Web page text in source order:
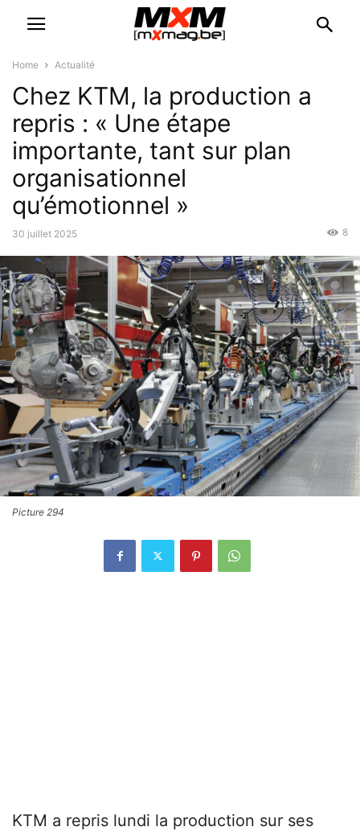
Home Actualité
Chez KTM, la production a
repris : « Une étape
importante, tant sur plan
organisationnel
qu’émotionnel »
30 juillet 2025 8
Picture 294
KTM a repris lundi la production sur ses